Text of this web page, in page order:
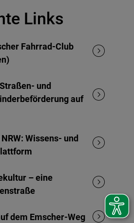
Links
Fahrrad-Club
und
auf
Wissens- und
– eine
dem Emscher-Weg